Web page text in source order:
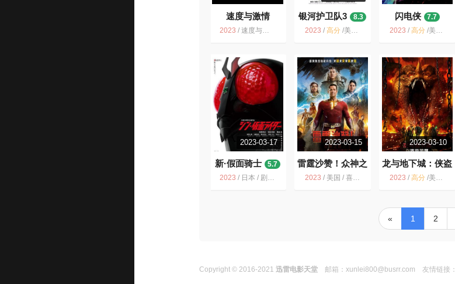
速度与激情
10
6.1
2023 /速度与激情 动作 美国 跑车 犯罪 飙车 范·迪塞尔 赛车
银河护卫队3
8.3
2023 / 高分/美国 / 喜剧 动作 科幻 惊悚 冒险
闪电侠
7.7
2023 / 高分/美国 / 加拿大 / 澳大利亚 / 新西兰 / 动作 科幻 奇幻 冒险
2023-03-17
新·假面骑士
5.7
2023 / 日本 / 剧情 冒险
2023-03-15
雷霆沙赞！众神之
怒
5.4
2023 / 美国 / 喜剧 动作 惊悚 犯罪 奇幻 冒险
2023-03-10
龙与地下城：侠盗
荣耀
7.5
2023 / 高分/美国 / 加拿大 / 动作 奇幻 冒险
« 1 2
Copyright © 2016-2021迅雷电影天堂 邮箱：xunlei800@busrr.com 友情链接：